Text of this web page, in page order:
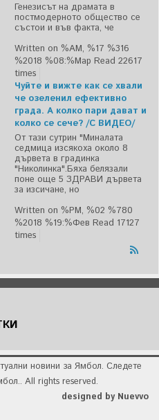
Генезисът на драмата в
постмодерното общество се
състои и във факта, че
Written on %AM, %17 %316
%2018 %08:%Мар Read 22617
times
Чуйте и вижте как се хвали
че озеленил ефективно
града. А колко пари дават и
колко се сече? /С ВИДЕО/
От тази сутрин "Миналата
седмица изсякоха около 8
дървета в градинка
"Николинка".Бяха белязали
поне още 5 ЗДРАВИ дървета
за изсичане, но
Written on %PM, %02 %780
%2018 %19:%Фев Read 17127
times
новини за Ямбол. Следете
All rights reserved.
designed by Nuevvo